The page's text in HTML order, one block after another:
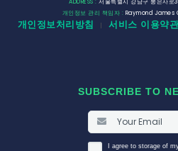
개인정보 관리 책임자 : Raymond
개인정보처리방침 서비스 이용약
SUBSCRIBE TO
I agree to storage of